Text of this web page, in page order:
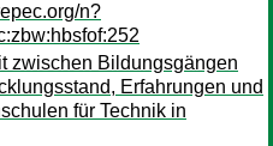
n?
zwischen Bildungsgängen
Erfahrungen und
für Technik in